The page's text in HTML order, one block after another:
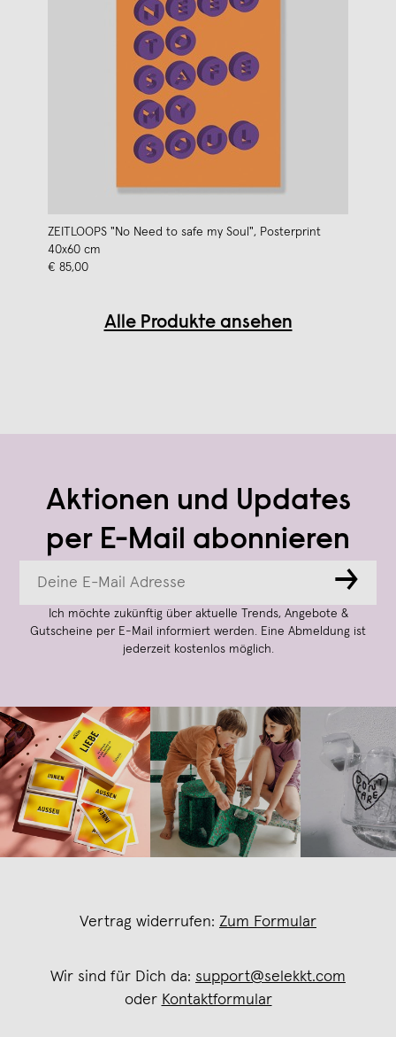
ZEITLOOPS "No Need to safe my Soul", Posterprint
40x60 cm
€ 85,00
Alle Produkte ansehen
Aktionen und Updates
per E-Mail abonnieren
→
Ich möchte zukünftig über aktuelle Trends, Angebote &
Gutscheine per E-Mail informiert werden. Eine Abmeldung ist
jederzeit kostenlos möglich.
Vertrag widerrufen: Zum Formular
Wir sind für Dich da: support@selekkt.com
oder Kontaktformular